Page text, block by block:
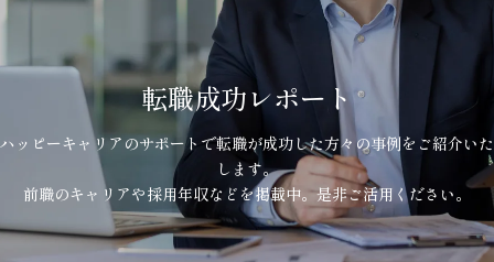
転職成功レポート
ハッピーキャリアのサポートで転職が成功した方々の事例を ご紹介いた
します。
前職のキャリアや採用年収などを掲載中。是非ご活用ください。